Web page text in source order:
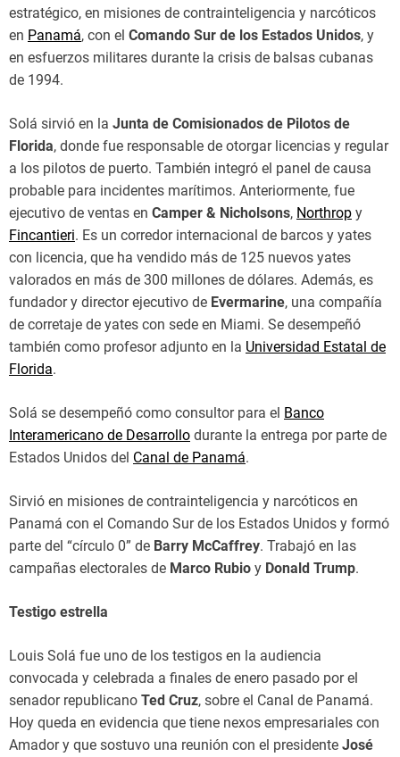
estratégico, en misiones de contrainteligencia y narcóticos
en Panamá, con el Comando Sur de los Estados Unidos, y
en esfuerzos militares durante la crisis de balsas cubanas
de 1994.
Solá sirvió en la Junta de Comisionados de Pilotos de
Florida, donde fue responsable de otorgar licencias y regular
a los pilotos de puerto. También integró el panel de causa
probable para incidentes marítimos. Anteriormente, fue
ejecutivo de ventas en Camper & Nicholsons, Northrop y
Fincantieri. Es un corredor internacional de barcos y yates
con licencia, que ha vendido más de 125 nuevos yates
valorados en más de 300 millones de dólares. Además, es
fundador y director ejecutivo de Evermarine, una compañía
de corretaje de yates con sede en Miami. Se desempeñó
también como profesor adjunto en la Universidad Estatal de
Florida.
Solá se desempeñó como consultor para el Banco
Interamericano de Desarrollo durante la entrega por parte de
Estados Unidos del Canal de Panamá.
Sirvió en misiones de contrainteligencia y narcóticos en
Panamá con el Comando Sur de los Estados Unidos y formó
parte del “círculo 0” de Barry McCaffrey. Trabajó en las
campañas electorales de Marco Rubio y Donald Trump.
Testigo estrella
Louis Solá fue uno de los testigos en la audiencia
convocada y celebrada a finales de enero pasado por el
senador republicano Ted Cruz, sobre el Canal de Panamá.
Hoy queda en evidencia que tiene nexos empresariales con
Amador y que sostuvo una reunión con el presidente José